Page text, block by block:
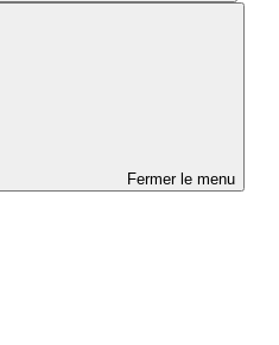
Fermer le menu